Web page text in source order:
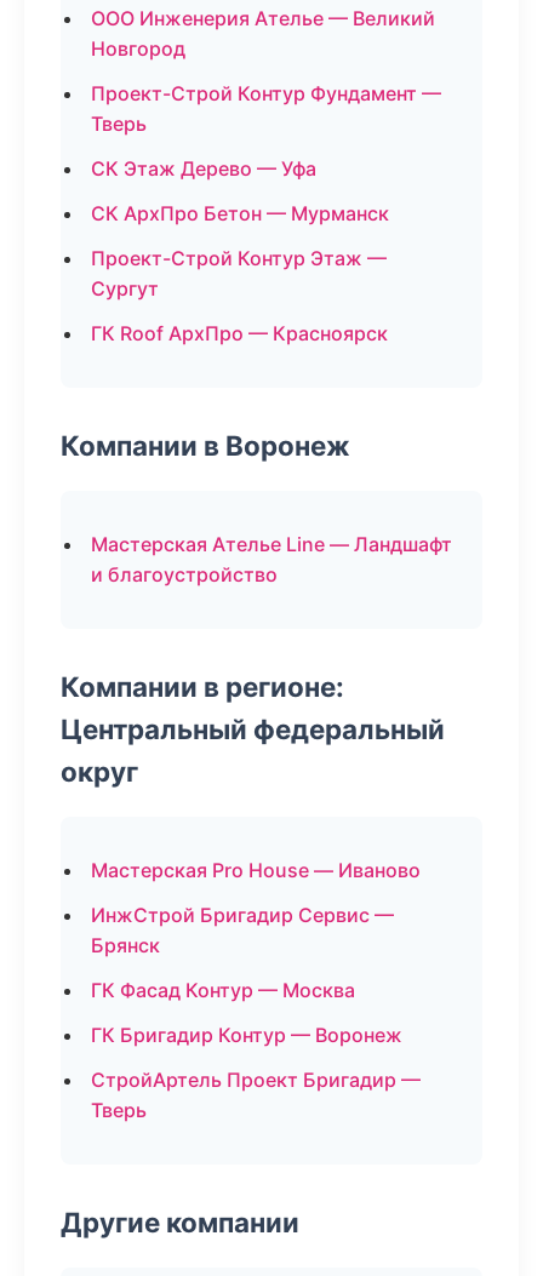
ООО Инженерия Ателье — Великий
Новгород
Проект-Строй Контур Фундамент —
Тверь
СК Этаж Дерево — Уфа
СК АрхПро Бетон — Мурманск
Проект-Строй Контур Этаж —
Сургут
ГК Roof АрхПро — Красноярск
Компании в Воронеж
Мастерская Ателье Line — Ландшафт
и благоустройство
Компании в регионе:
Центральный федеральный
округ
Мастерская Pro House — Иваново
ИнжСтрой Бригадир Сервис —
Брянск
ГК Фасад Контур — Москва
ГК Бригадир Контур — Воронеж
СтройАртель Проект Бригадир —
Тверь
Другие компании